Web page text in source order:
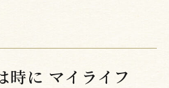
時に マイライフ